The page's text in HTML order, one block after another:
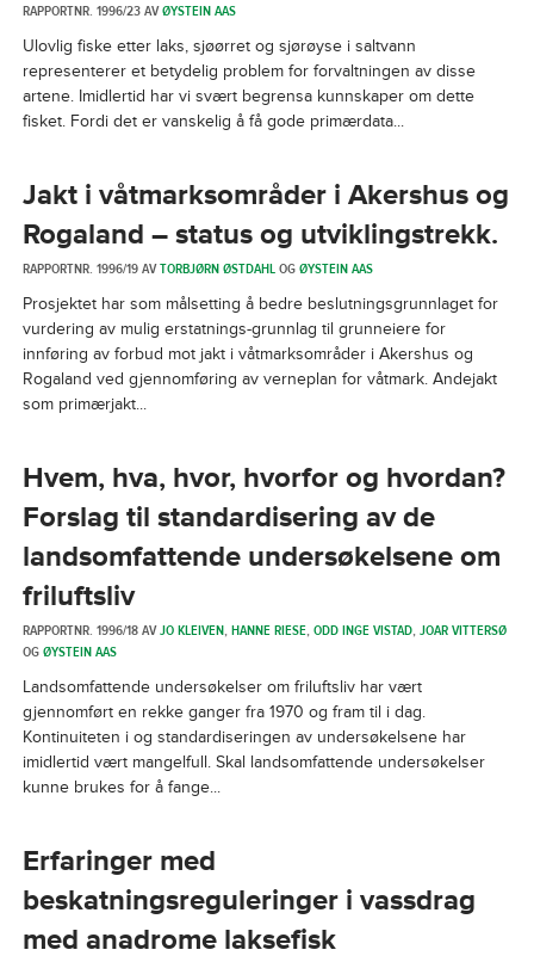
RAPPORTNR. 1996/23 AVØYSTEIN AAS
Ulovlig fiske etter laks, sjøørret og sjørøyse i saltvann
representerer et betydelig problem for forvaltningen av disse
artene. Imidlertid har vi svært begrensa kunnskaper om dette
fisket. Fordi det er vanskelig å få gode primærdata...
Jakt i våtmarksområder i Akershus og
Rogaland – status og utviklingstrekk.
RAPPORTNR. 1996/19 AVTORBJØRN ØSTDAHLOGØYSTEIN AAS
Prosjektet har som målsetting å bedre beslutningsgrunnlaget for
vurdering av mulig erstatnings-grunnlag til grunneiere for
innføring av forbud mot jakt i våtmarksområder i Akershus og
Rogaland ved gjennomføring av verneplan for våtmark. Andejakt
som primærjakt...
Hvem, hva, hvor, hvorfor og hvordan?
Forslag til standardisering av de
landsomfattende undersøkelsene om
friluftsliv
RAPPORTNR. 1996/18 AVJO KLEIVEN,HANNE RIESE,ODD INGE VISTAD,JOAR VITTERSØ
OGØYSTEIN AAS
Landsomfattende undersøkelser om friluftsliv har vært
gjennomført en rekke ganger fra 1970 og fram til i dag.
Kontinuiteten i og standardiseringen av undersøkelsene har
imidlertid vært mangelfull. Skal landsomfattende undersøkelser
kunne brukes for å fange...
Erfaringer med
beskatningsreguleringer i vassdrag
med anadrome laksefisk